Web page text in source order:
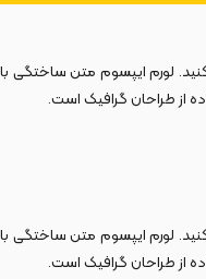
لورم ایپسوم متن ساختگی با
از طراحان گرافیک است.
لورم ایپسوم متن ساختگی با
از طراحان گرافیک است.